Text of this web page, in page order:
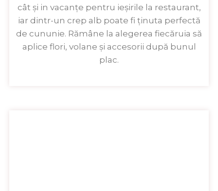
cât și in vacanțe pentru ieșirile la restaurant,
iar dintr-un crep alb poate fi ținuta perfectă
de cununie. Rămâne la alegerea fiecăruia să
aplice flori, volane și accesorii după bunul
plac.